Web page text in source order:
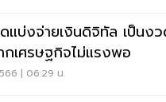
แบ่งจ่ายเงินดิจิทัล เป็นง
กเศรษฐกิจไม่แรงพอ
| 06:29 น.